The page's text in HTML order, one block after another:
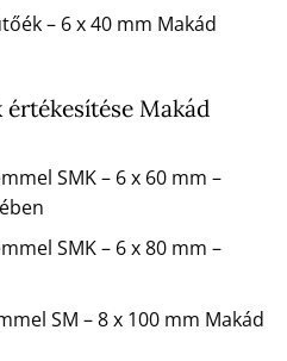
– 6 x 40 mm Makád
értékesítése Makád
SMK – 6 x 60 mm –
SMK – 6 x 80 mm –
SM – 8 x 100 mm Makád